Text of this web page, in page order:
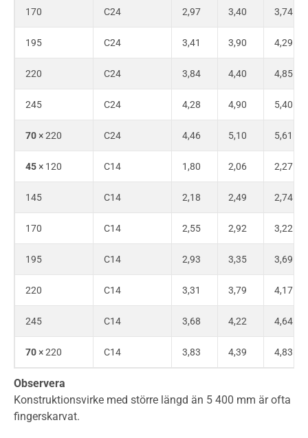
170 C24 2,97 3,40 3,74
195 C24 3,41 3,90 4,29
220 C24 3,84 4,40 4,85
245 C24 4,28 4,90 5,40
70 × 220 C24 4,46 5,10 5,61
45 × 120 C14 1,80 2,06 2,27
145 C14 2,18 2,49 2,74
170 C14 2,55 2,92 3,22
195 C14 2,93 3,35 3,69
220 C14 3,31 3,79 4,17
245 C14 3,68 4,22 4,64
70 × 220 C14 3,83 4,39 4,83
Observera
Konstruktionsvirke med större längd än 5 400 mm är ofta
fingerskarvat.